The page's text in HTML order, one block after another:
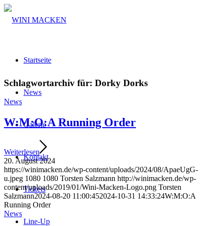
Startseite
News
Galerie
Kontakt
Tickets
Line-Up
Schlagwortarchiv für: Dorky Dorks
News
W:M:O:A Running Order
Weiterlesen
20. August 2024
https://winimacken.de/wp-content/uploads/2024/08/ApaeUgG-
u.jpeg 1080 1080 Torsten Salzmann http://winimacken.de/wp-
content/uploads/2019/01/Wini-Macken-Logo.png Torsten
Salzmann2024-08-20 11:00:452024-10-31 14:33:24W:M:O:A
Running Order
News